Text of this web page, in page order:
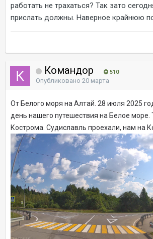
работать не трахаться? Так зато
прислать должны. Наверное крайнюю
Командор 510
Опубликовано 20 марта
От Белого моря на Алтай. 28 июля 2025
день нашего путешествия на Белое море.
Кострома. Судиславль проехали, нам на